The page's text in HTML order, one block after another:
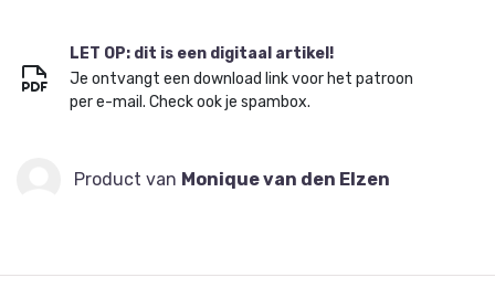
LET OP: dit is een digitaal artikel!
Je ontvangt een download link voor het patroon
per e-mail. Check ook je spambox.
Product van Monique van den Elzen